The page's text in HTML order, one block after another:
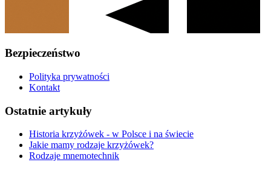
Bezpieczeństwo
Polityka prywatności
Kontakt
Ostatnie artykuły
Historia krzyżówek - w Polsce i na świecie
Jakie mamy rodzaje krzyżówek?
Rodzaje mnemotechnik